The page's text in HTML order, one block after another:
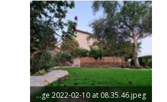
WhatsApp Image 2022-02-10 at 08.35.46.jpeg